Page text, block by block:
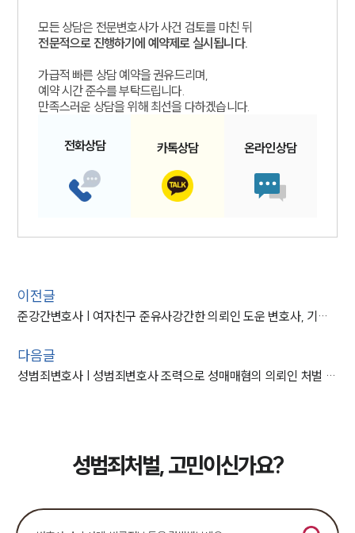
모든 상담은 전문변호사가 사건 검토를 마친 뒤
전문적으로 진행하기에 예약제로 실시됩니다.
가급적 빠른 상담 예약을 권유드리며,
예약 시간 준수를 부탁드립니다.
만족스러운 상담을 위해 최선을 다하겠습니다.
전화상담 카톡상담 온라인상담
이전글
준강간변호사 | 여자친구 준유사강간한 의뢰인 도운 변호사, 기소유예 종결
다음글
성범죄변호사 | 성범죄변호사 조력으로 성매매혐의 의뢰인 처벌 방어
성범죄처벌, 고민이신가요?